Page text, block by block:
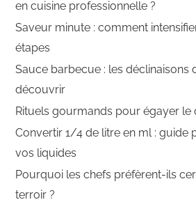
en cuisine professionnelle ?
Saveur minute : comment
étapes
Sauce barbecue : les déclinaisons
découvrir
Rituels gourmands pour égayer le
Convertir 1/4 de litre en ml : guide
vos liquides
Pourquoi les chefs préfèrent-ils
terroir ?